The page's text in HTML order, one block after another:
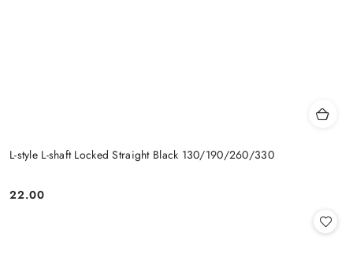
L-style L-shaft Locked Straight Black 130/190/260/330
Cena:
22.00